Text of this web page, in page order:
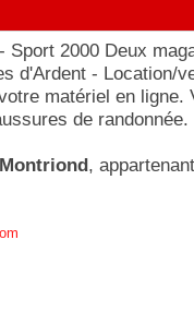
Sport 2000 Deux
d'Ardent - Location/
matériel en ligne.
de randonnée.
,